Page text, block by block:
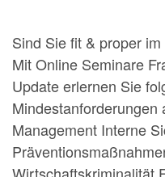
Sind Sie fit & proper
Mit Online Seminare
Update erlernen Sie
Mindestanforderungen
Management Interne